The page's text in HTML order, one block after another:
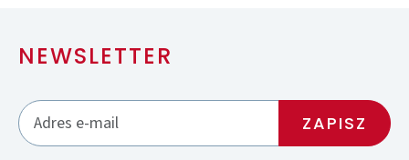
NEWSLETTER